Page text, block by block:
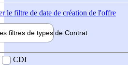
le filtre de date de création de l'offre
filtres de types de Contrat
contrat
CDI